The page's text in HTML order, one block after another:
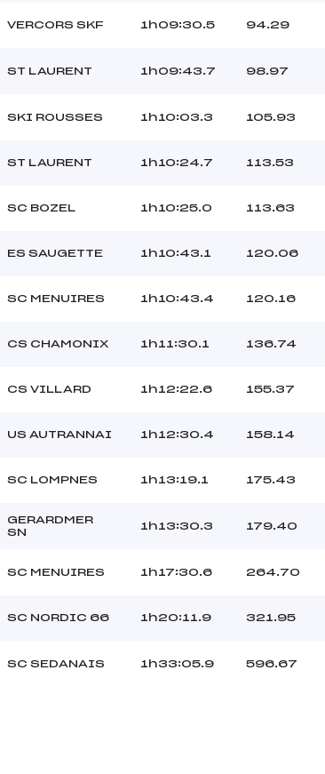
VERCORS SKF 1h09:30.5 94.29
ST LAURENT 1h09:43.7 98.97
SKI ROUSSES 1h10:03.3 105.93
ST LAURENT 1h10:24.7 113.53
SC BOZEL 1h10:25.0 113.63
ES SAUGETTE 1h10:43.1 120.06
SC MENUIRES 1h10:43.4 120.16
CS CHAMONIX 1h11:30.1 136.74
CS VILLARD 1h12:22.6 155.37
US AUTRANNAI 1h12:30.4 158.14
SC LOMPNES 1h13:19.1 175.43
GERARDMER
SN
1h13:30.3 179.40
SC MENUIRES 1h17:30.6 264.70
SC NORDIC 66 1h20:11.9 321.95
SC SEDANAIS 1h33:05.9 596.67